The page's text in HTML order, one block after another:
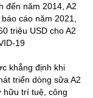
đến năm 2014, A2
cáo năm 2021,
triệu USD cho A2
19
khẳng định khi
triển dòng sữa A2
hữu trí tuệ, công